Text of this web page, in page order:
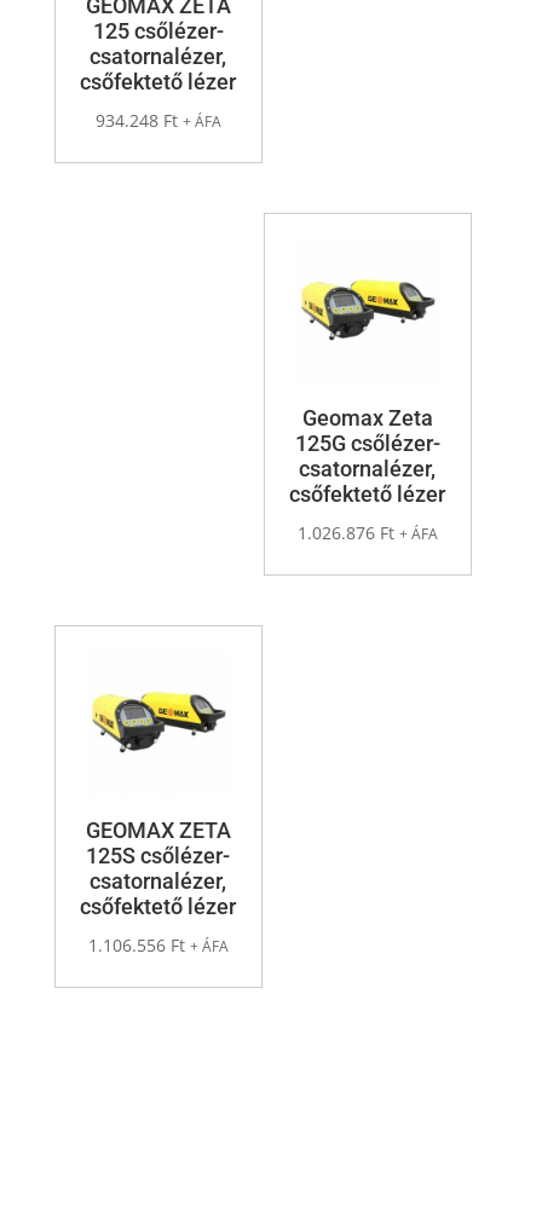
GEOMAX ZETA
125 csőlézer-
csatornalézer,
csőfektető lézer
934.248 Ft + ÁFA
Geomax Zeta
125G csőlézer-
csatornalézer,
csőfektető lézer
1.026.876 Ft + ÁFA
GEOMAX ZETA
125S csőlézer-
csatornalézer,
csőfektető lézer
1.106.556 Ft + ÁFA